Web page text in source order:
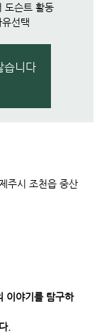
도슨트 활동
선택
습니다
주시 조천읍 중산
이야기를 탐구하
.